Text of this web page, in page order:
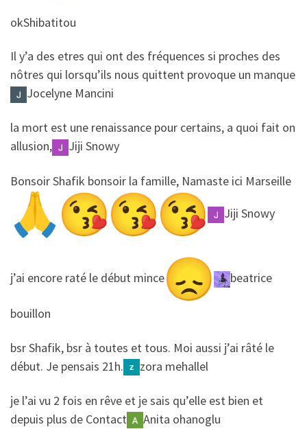
​​okShibatitou
​​Il y’a des etres qui ont des fréquences si proches des
nôtres qui lorsqu’ils nous quittent provoque un manque
Jocelyne Mancini
​​la mort est une renaissance pour certains, a quoi fait on
allusion,
Jiji Snowy
​​Bonsoir Shafik bonsoir la famille, Namaste ici Marseille
Jiji Snowy
​​j’ai encore raté le début mince beatrice
bouillon
​​bsr Shafik, bsr à toutes et tous. Moi aussi j’ai râté le
début. Je pensais 21h.
zora mehallel
​​je l’ai vu 2 fois en rêve et je sais qu’elle est bien et
depuis plus de Contact
Anita ohanoglu